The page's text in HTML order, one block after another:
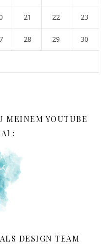
21 22 23
28 29 30
MEINEM YOUTUBE
DESIGN TEAM